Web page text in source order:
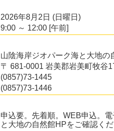
2026年8月2日 (日曜日)
9:00 ～ 12:00 [午前]
山陰海岸ジオパーク海と大地の
〒 681-0001 岩美郡岩美町牧谷
(0857)73-1445
(0857)73-1446
申込要。先着順。WEB申込。
と大地の自然館HPをご確認く